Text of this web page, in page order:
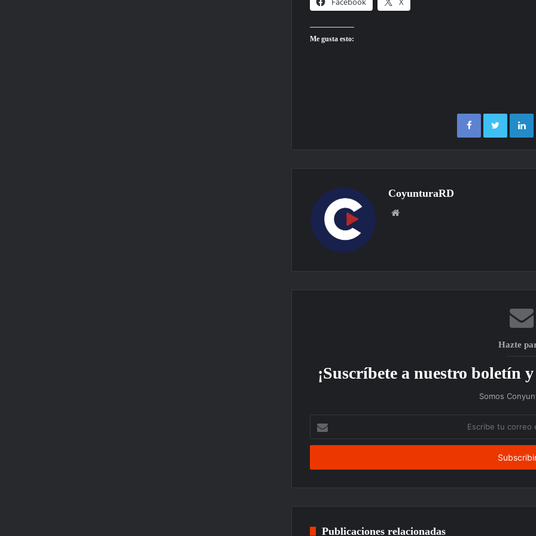
Me gusta esto:
FacebookTwitter
CoyunturaRD
Sitio
Hazte
¡Suscríbete a nuestro boletín
Somos
correo
Publicaciones relacionadas